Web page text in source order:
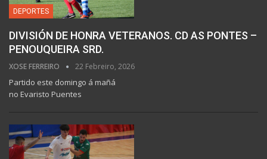
DEPORTES
DIVISIÓN DE HONRA VETERANOS. CD AS PONTES –
PENOUQUEIRA SRD.
XOSE FERREIRO 22 Febreiro, 2026
Partido este domingo á mañá
no Evaristo Puentes